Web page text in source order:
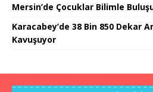
Mersin’de Çocuklar Bilimle
Karacabey’de 38 Bin 850 Dekar
Kavuşuyor